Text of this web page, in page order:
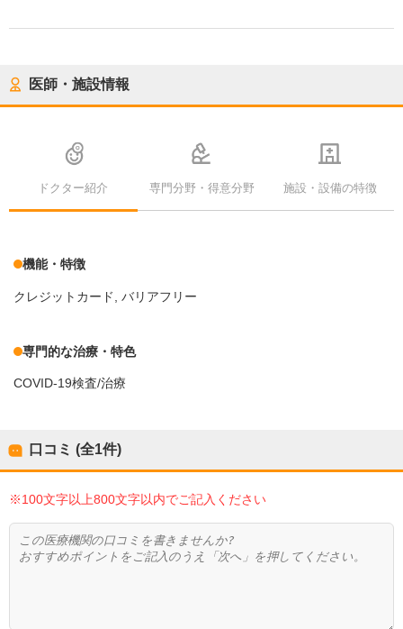
医師・施設情報
ドクター紹介 専門分野・得意分野 施設・設備の特徴
機能・特徴
クレジットカード バリアフリー
専門的な治療・特色
COVID-19検査/治療
口コミ (全1件)
※100文字以上800文字以内でご記入ください